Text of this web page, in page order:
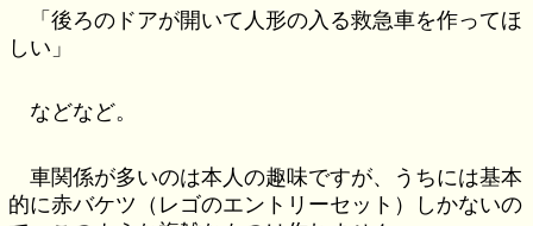
「後ろのドアが開いて人形の入る救急車を作ってほ
しい」
などなど。
車関係が多いのは本人の趣味ですが、うちには基本
的に赤バケツ（レゴのエントリーセット）しかないの